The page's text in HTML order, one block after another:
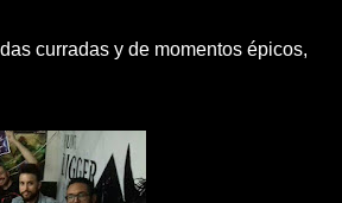
curradas y de momentos épicos,